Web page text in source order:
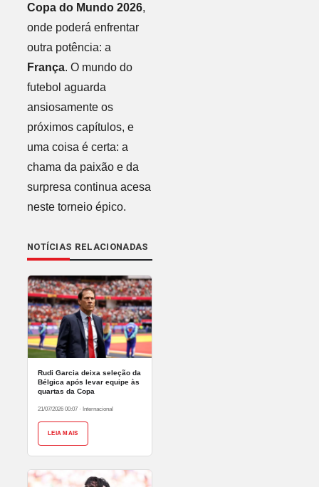
Copa do Mundo 2026,
onde poderá enfrentar
outra potência: a
França. O mundo do
futebol aguarda
ansiosamente os
próximos capítulos, e
uma coisa é certa: a
chama da paixão e da
surpresa continua acesa
neste torneio épico.
NOTÍCIAS RELACIONADAS
Rudi Garcia deixa seleção da
Bélgica após levar equipe às
quartas da Copa
21/07/2026 00:07 · Internacional
LEIA MAIS